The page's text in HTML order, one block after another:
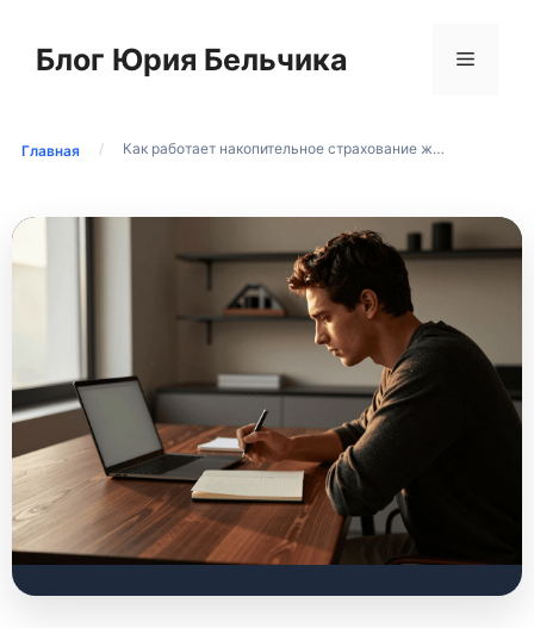
содержимому
Блог Юрия Бельчика Меню
Главная / Как работает накопительное страхование ж…